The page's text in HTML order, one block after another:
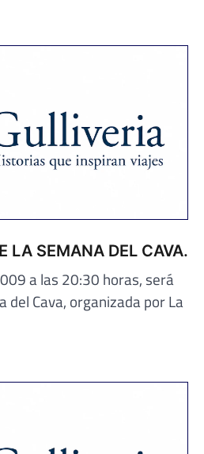
LA SEMANA DEL CAVA.
a las 20:30 horas, será
del Cava, organizada por La